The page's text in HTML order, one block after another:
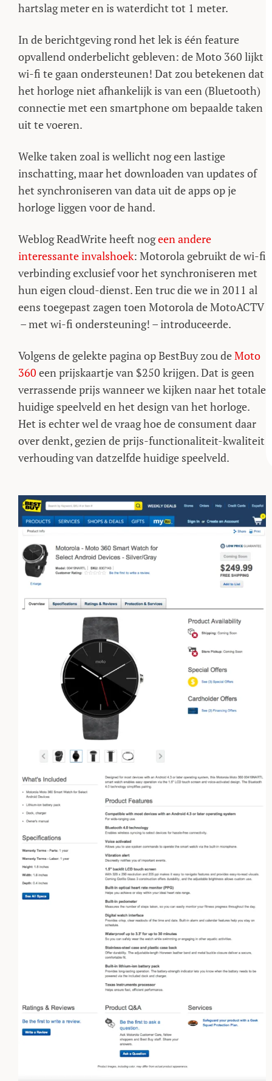
hartslag meter en is waterdicht tot 1 meter.
In de berichtgeving rond het lek is één feature
opvallend onderbelicht gebleven: de Moto 360 lijkt
wi-fi te gaan ondersteunen! Dat zou betekenen dat
het horloge niet afhankelijk is van een (Bluetooth)
connectie met een smartphone om bepaalde taken
uit te voeren.
Welke taken zoal is wellicht nog een lastige
inschatting, maar het downloaden van updates of
het synchroniseren van data uit de apps op je
horloge liggen voor de hand.
Weblog ReadWrite heeft nogeen andere
interessante invalshoek: Motorola gebruikt de wi-fi
verbinding exclusief voor het synchroniseren met
hun eigen cloud-dienst. Een truc die we in 2011 al
eens toegepast zagen toen Motorola de MotoACTV
– met wi-fi ondersteuning! – introduceerde.
Volgens de gelekte pagina op BestBuy zou deMoto
360 een prijskaartje van $250 krijgen. Dat is geen
verrassende prijs wanneer we kijken naar het totale
huidige speelveld en het design van het horloge.
Het is echter wel de vraag hoe de consument daar
over denkt, gezien de prijs-functionaliteit-kwaliteit
verhouding van datzelfde huidige speelveld.